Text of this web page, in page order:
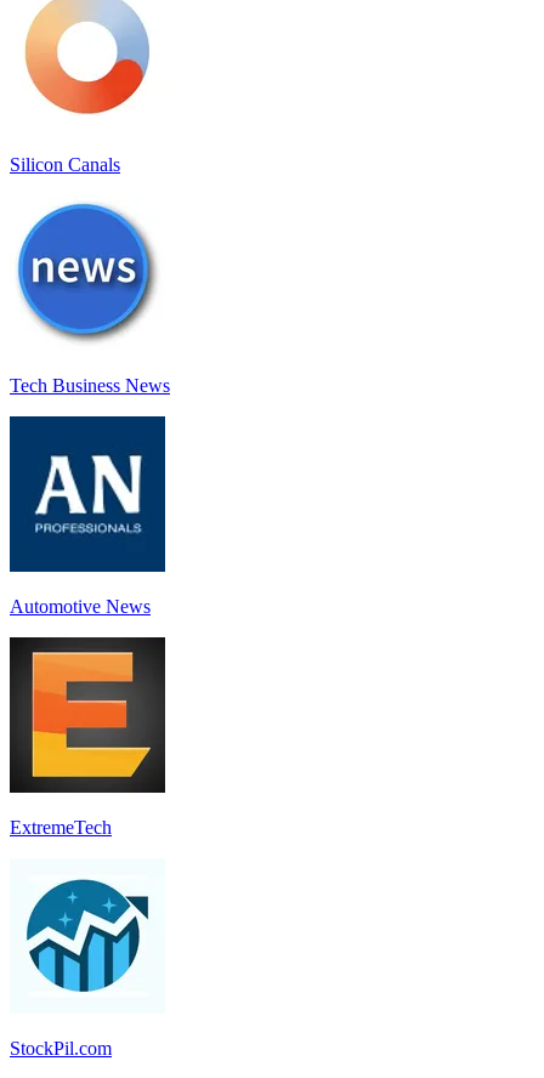
Silicon Canals
Tech Business News
Automotive News
ExtremeTech
StockPil.com